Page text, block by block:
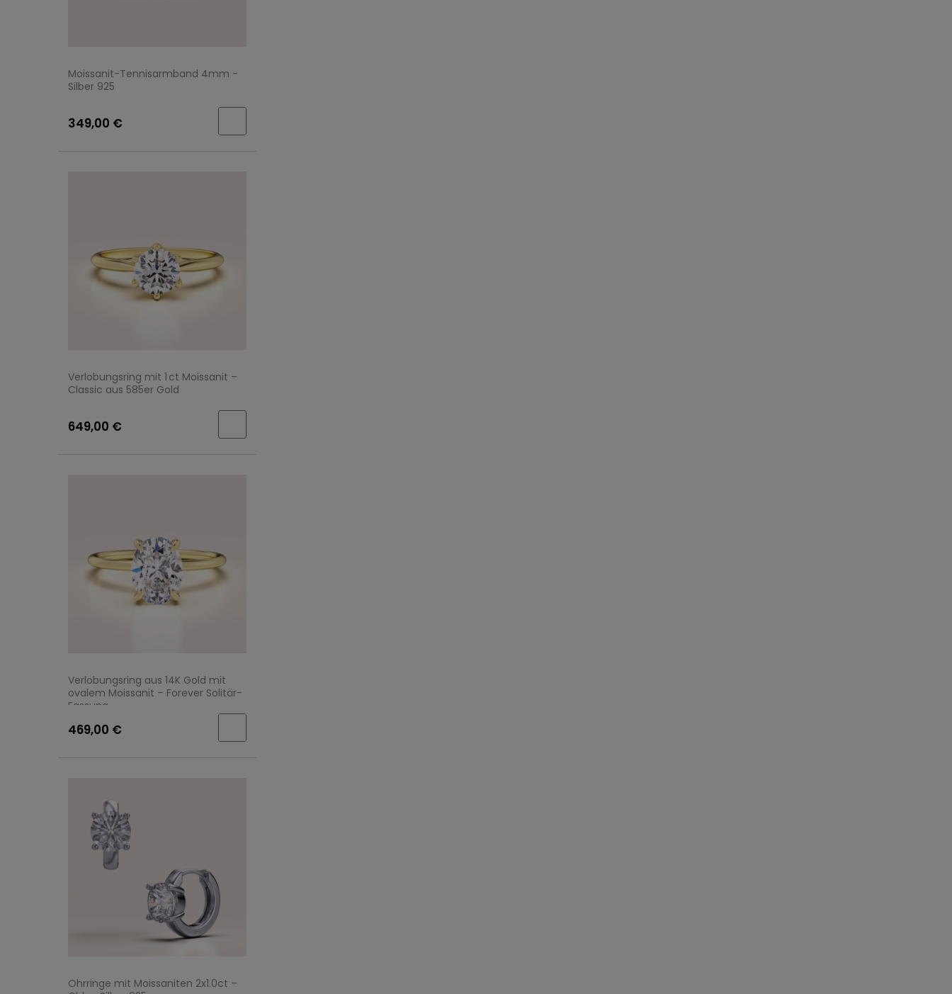
Moissanit-Tennisarmband 4mm -
Silber 925
349,00 €
Verlobungsring mit 1 ct Moissanit –
Classic aus 585er Gold
649,00 €
Verlobungsring aus 14K Gold mit
ovalem Moissanit – Forever Solitär-
Fassung
469,00 €
Ohrringe mit Moissaniten 2x1.0ct –